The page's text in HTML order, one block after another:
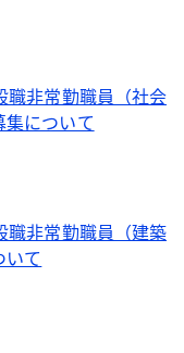
職非常勤職員（社会
について
職非常勤職員（建築
いて